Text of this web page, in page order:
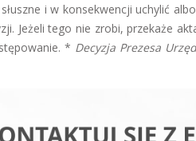
i w konsekwencji uchylić
Jeżeli tego nie zrobi, przekaże
* Decyzja Prezesa